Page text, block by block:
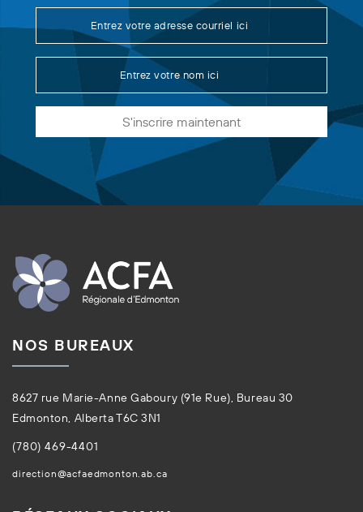
S'inscrire maintenant
NOS BUREAUX
8627 rue Marie-Anne Gaboury (91e Rue), Bureau 30
Edmonton, Alberta T6C 3N1
(780) 469-4401
direction@acfaedmonton.ab.ca